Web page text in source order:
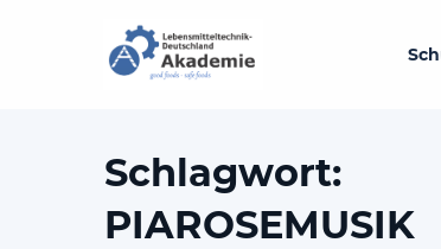
Schlagwort:
PIAROSEMUSIK